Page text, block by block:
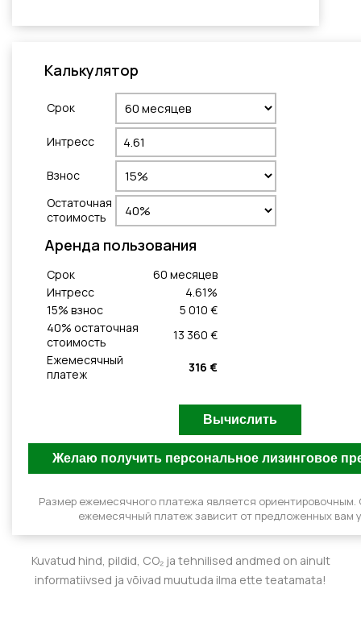
Калькулятор
Cрок
Интресс
Взнос
Остаточная
стоимость
Aренда пользования
Cрок 60 месяцeв
Интресс
4.61%
15% взнос
5 010 €
40% остаточная
стоимость
13 360 €
Ежемесячный
платеж
316 €
Размер ежемесячного платежа является
ежемесячный платеж зависит от предложенных вам
Kuvatud hind, pildid, CO₂ ja tehnilised andmed on ainult
informatiivsed ja võivad muutuda ilma ette teatamata!